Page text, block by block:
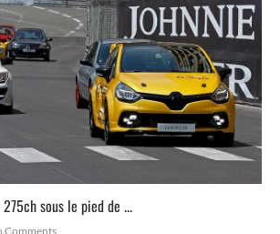
sous le pied de ...
Comments